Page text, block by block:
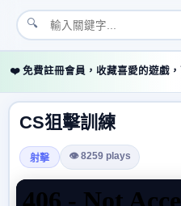
🔍
❤️ 免費註冊會員，收藏喜愛的遊戲
CS狙擊訓練
射擊 👁 8259 plays